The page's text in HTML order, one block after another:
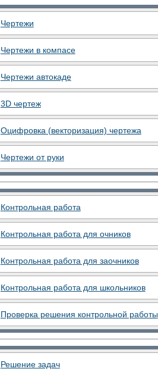
Чертежи
Чертежи в компасе
Чертежи автокаде
3D чертеж
Оцифровка (векторизация) чертежа
Чертежи от руки
Контрольная работа
Контрольная работа для очников
Контрольная работа для заочников
Контрольная работа для школьников
Проверка решения контрольной работы
Решение задач